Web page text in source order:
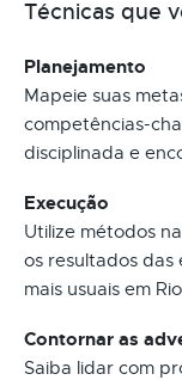
Técnicas que
Planejamento
Mapeie suas
competências-
disciplinada e
Execução
Utilize métodos
os resultados das
mais usuais em
Contornar as
Saiba lidar com